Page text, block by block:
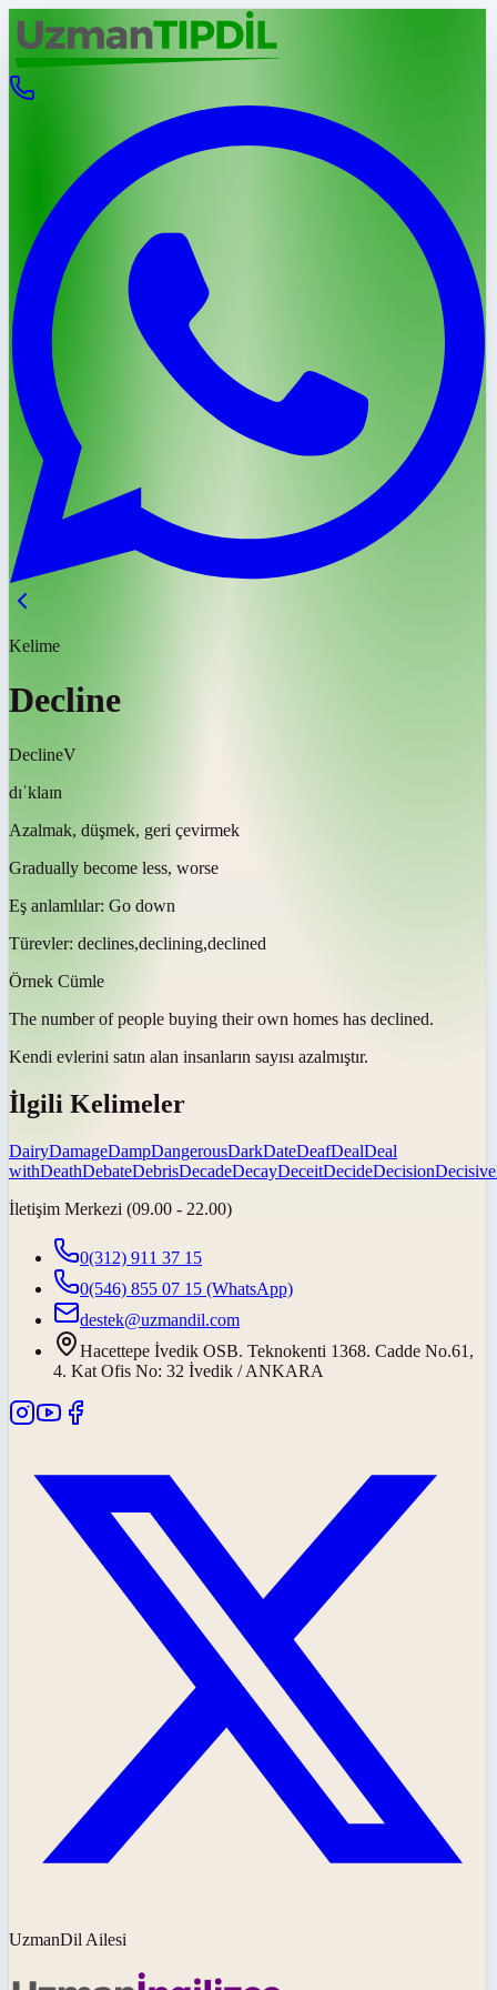
Kelime
Decline
DeclineV
dɪˈklaɪn
Azalmak, düşmek, geri çevirmek
Gradually become less, worse
Eş anlamlılar: Go down
Türevler: declines,declining,declined
Örnek Cümle
The number of people buying their own homes has declined.
Kendi evlerini satın alan insanların sayısı azalmıştır.
İlgili Kelimeler
DairyDamageDampDangerousDarkDateDeafDealDeal
withDeathDebateDebrisDecadeDecayDeceitDecideDecisionDecisive
İletişim Merkezi (09.00 - 22.00)
0(312) 911 37 15
0(546) 855 07 15 (WhatsApp)
destek@uzmandil.com
Hacettepe İvedik OSB. Teknokenti 1368. Cadde No.61,
4. Kat Ofis No: 32 İvedik / ANKARA
UzmanDil Ailesi